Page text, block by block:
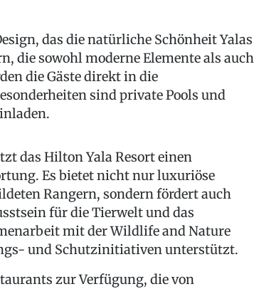
das die natürliche Schönheit Yalas
die sowohl moderne Elemente als auch
die Gäste direkt in die
sind private Pools und
das Hilton Yala Resort einen
Es bietet nicht nur luxuriöse
Rangern, sondern fördert auch
für die Tierwelt und das
mit der Wildlife and Nature
und Schutzinitiativen unterstützt.
zur Verfügung, die von